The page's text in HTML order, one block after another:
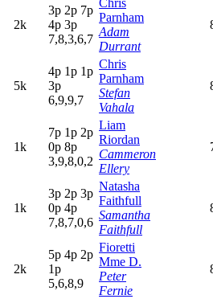
2k
3p 2p 7p
4p 3p
7,8,3,6,7
Chris
Parnham
Adam
Durrant
5k
4p 1p 1p
3p
6,9,9,7
Chris
Parnham
Stefan
Vahala
1k
7p 1p 2p
0p 8p
3,9,8,0,2
Liam
Riordan
Cammeron
Ellery
1k
3p 2p 3p
0p 4p
7,8,7,0,6
Natasha
Faithfull
Samantha
Faithfull
2k
5p 4p 2p
1p
5,6,8,9
Fioretti
Mme D.
Peter
Fernie